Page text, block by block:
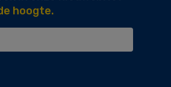
hoogte.